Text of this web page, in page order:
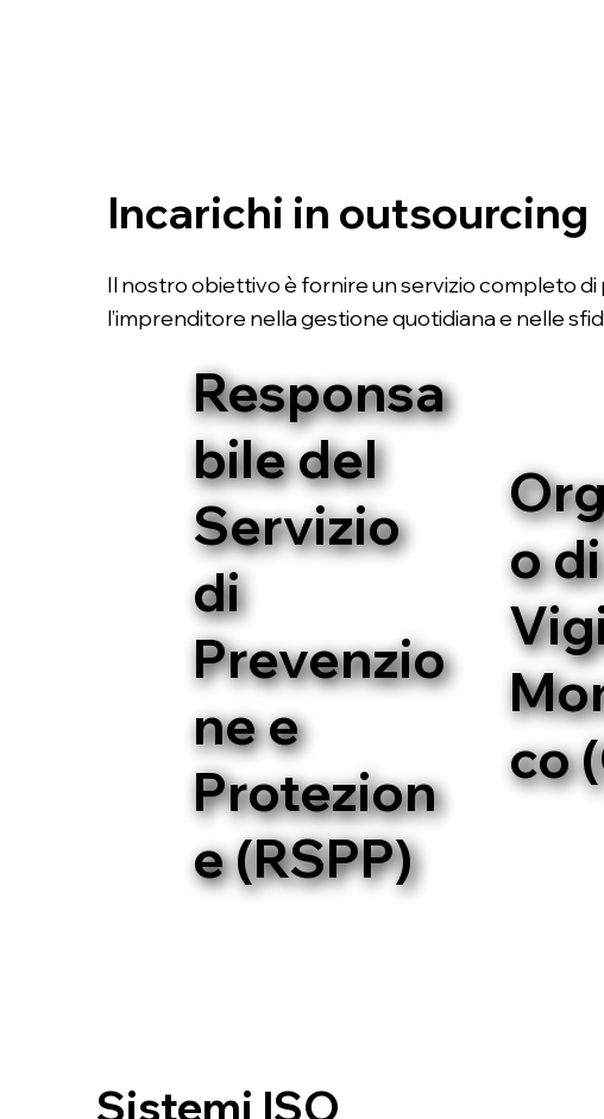
Responsa
bile del
Servizio
di
Prevenzio
ne e
Protezion
e (RSPP)
o di
co
Incarichi in outsourcing
Il nostro obiettivo è fornire un servizio completo
l’imprenditore nella gestione quotidiana e nelle
Sistemi ISO